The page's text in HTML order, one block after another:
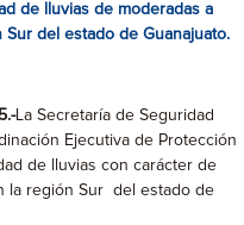
de lluvias de moderadas a
del estado de Guanajuato.
La Secretaría de Seguridad
Ejecutiva de Protección
de lluvias con carácter de
la región Sur del estado de